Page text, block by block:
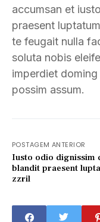
accumsan et
praesent
te feugait nulla
soluta nobis
imperdiet
possim assum.
POSTAGEM ANTERIOR
Iusto odio dignissim
blandit praesent
zzril